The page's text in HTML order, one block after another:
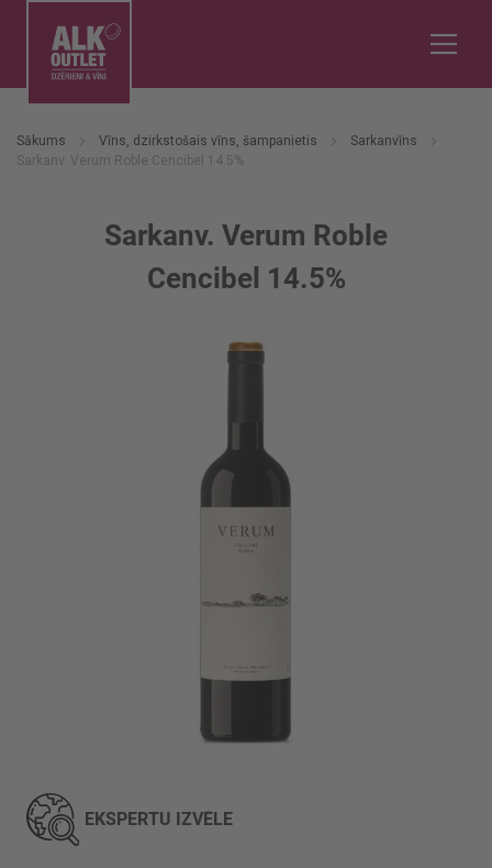
Sākums Vīns, dzirkstošais vīns, šampanietis
Sarkanvīns
Sarkanv. Verum Roble Cencibel 14.5%
Sarkanv. Verum Roble
Cencibel 14.5%
uz
galerijas
sākumu
EKSPERTU IZVĒLE